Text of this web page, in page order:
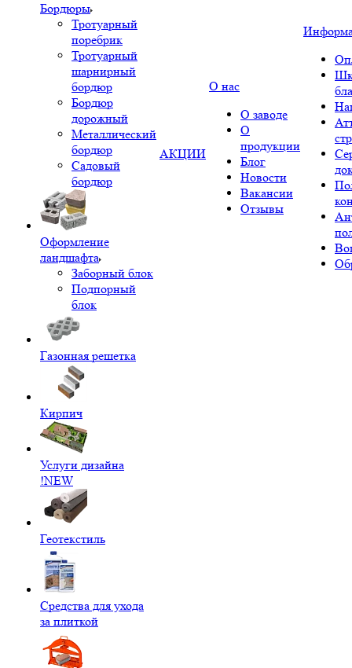
Бордюры
Тротуарный
поребрик
Тротуарный
шарнирный
бордюр
Бордюр
дорожный
Металлический
бордюр
Садовый
бордюр
Оформление
ландшафта
Заборный блок
Подпорный
блок
Газонная решетка
Кирпич
Услуги дизайна
!NEW
Геотекстиль
Средства для ухода
за плиткой
АКЦИИ
О нас
О заводе
О
продукции
Блог
Новости
Вакансии
Отзывы